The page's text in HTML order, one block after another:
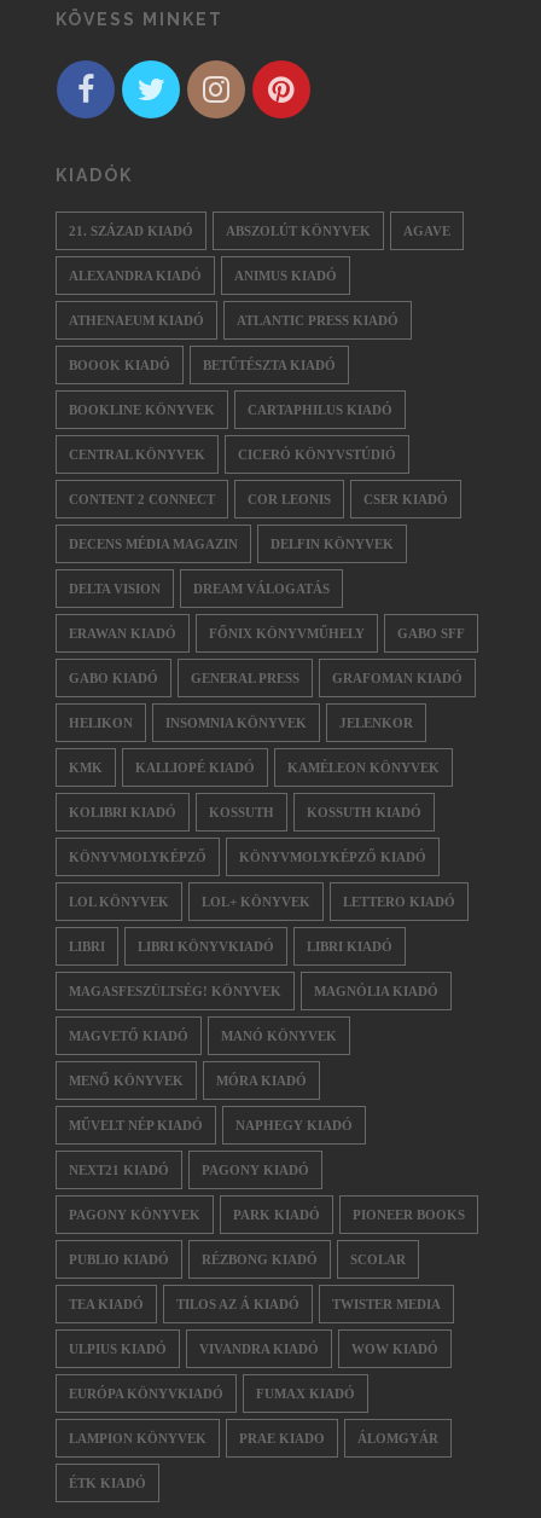
KÖVESS MINKET
KIADÓK
21. SZÁZAD KIADÓ ABSZOLÚT KÖNYVEK AGAVE
ALEXANDRA KIADÓ ANIMUS KIADÓ
ATHENAEUM KIADÓ ATLANTIC PRESS KIADÓ
BOOOK KIADÓ BETŰTÉSZTA KIADÓ
BOOKLINE KÖNYVEK CARTAPHILUS KIADÓ
CENTRAL KÖNYVEK CICERÓ KÖNYVSTÚDIÓ
CONTENT 2 CONNECT COR LEONIS CSER KIADÓ
DECENS MÉDIA MAGAZIN DELFIN KÖNYVEK
DELTA VISION DREAM VÁLOGATÁS
ERAWAN KIADÓ FŐNIX KÖNYVMŰHELY GABO SFF
GABO KIADÓ GENERAL PRESS GRAFOMAN KIADÓ
HELIKON INSOMNIA KÖNYVEK JELENKOR
KMK KALLIOPÉ KIADÓ KAMÉLEON KÖNYVEK
KOLIBRI KIADÓ KOSSUTH KOSSUTH KIADÓ
KÖNYVMOLYKÉPZŐ KÖNYVMOLYKÉPZŐ KIADÓ
LOL KÖNYVEK LOL+ KÖNYVEK LETTERO KIADÓ
LIBRI LIBRI KÖNYVKIADÓ LIBRI KIADÓ
MAGASFESZÜLTSÉG! KÖNYVEK MAGNÓLIA KIADÓ
MAGVETŐ KIADÓ MANÓ KÖNYVEK
MENŐ KÖNYVEK MÓRA KIADÓ
MŰVELT NÉP KIADÓ NAPHEGY KIADÓ
NEXT21 KIADÓ PAGONY KIADÓ
PAGONY KÖNYVEK PARK KIADÓ PIONEER BOOKS
PUBLIO KIADÓ RÉZBONG KIADÓ SCOLAR
TEA KIADÓ TILOS AZ Á KIADÓ TWISTER MEDIA
ULPIUS KIADÓ VIVANDRA KIADÓ WOW KIADÓ
EURÓPA KÖNYVKIADÓ FUMAX KIADÓ
LAMPION KÖNYVEK PRAE KIADO ÁLOMGYÁR
ÉTK KIADÓ